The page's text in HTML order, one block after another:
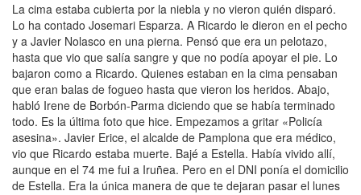
La cima estaba cubierta por la niebla y no vieron quién disparó.
Lo ha contado Josemari Esparza. A Ricardo le dieron en el pecho
y a Javier Nolasco en una pierna. Pensó que era un pelotazo,
hasta que vio que salía sangre y que no podía apoyar el pie. Lo
bajaron como a Ricardo. Quienes estaban en la cima pensaban
que eran balas de fogueo hasta que vieron los heridos. Abajo,
habló Irene de Borbón-Parma diciendo que se había terminado
todo. Es la última foto que hice. Empezamos a gritar «Policía
asesina». Javier Erice, el alcalde de Pamplona que era médico,
vio que Ricardo estaba muerte. Bajé a Estella. Había vivido allí,
aunque en el 74 me fui a Iruñea. Pero en el DNI ponía el domicilio
de Estella. Era la única manera de que te dejaran pasar el lunes